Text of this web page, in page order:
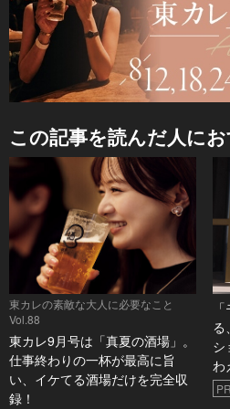
この記事を読んだ人に
東カレの素敵な大人に必要なこと
Vol.88
東カレ9月号は「真夏の酒場」。
仕事終わりの一杯が最高に旨
い、イケてる酒場だけを完全収
録！
る
シ
わ
PR